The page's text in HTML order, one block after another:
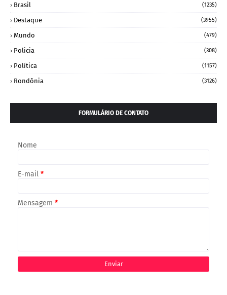
Brasil (1235)
Destaque (3955)
Mundo (479)
Policia (308)
Política (1157)
Rondônia (3126)
FORMULÁRIO DE CONTATO
Nome
E-mail *
Mensagem *